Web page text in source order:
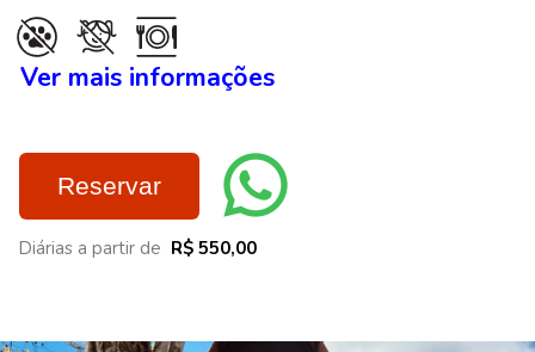
Ver mais informações
Reservar
Diárias a partir de R$ 550,00